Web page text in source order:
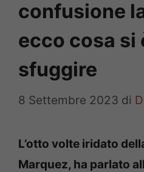
confusione
ecco cosa si
sfuggire
8 Settembre 2023 di
L’otto volte iridato
Marquez, ha parlato